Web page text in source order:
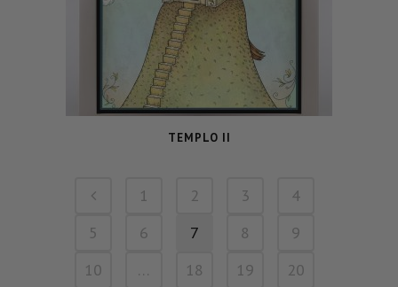
TEMPLO II
1 2 3
4
5
6 7 8
9
10
… 18 19 20